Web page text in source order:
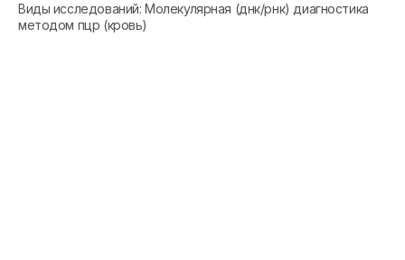
Виды исследований: Молекулярная (днк/рнк) диагностика
методом пцр (кровь)